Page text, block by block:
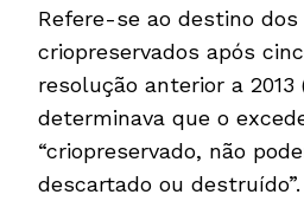
Refere-se ao destino dos
criopreservados após
resolução anterior a 2013
determinava que o
“criopreservado, não
descartado ou